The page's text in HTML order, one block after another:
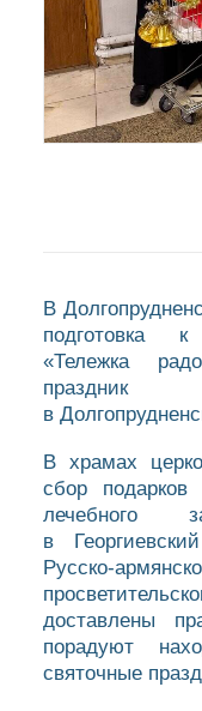
В
подготовка к
«Тележка
праздник
в
В храмах
сбор
лечебного
в
Русско-
доставлены
порадуют
святочные